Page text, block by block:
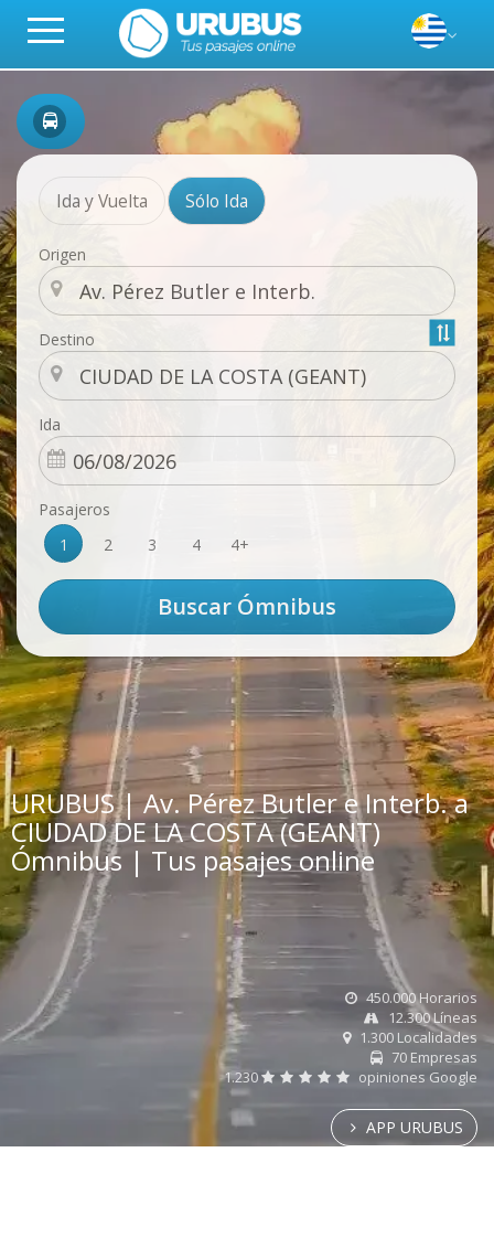
Ida y Vuelta Sólo Ida
Origen
Destino
Ida
Pasajeros
1
2 3 4 4+
URUBUS | Av. Pérez Butler e Interb. a
CIUDAD DE LA COSTA (GEANT)
Ómnibus | Tus pasajes online
450.000 Horarios
12.300 Líneas
1.300 Localidades
70 Empresas
1.230
opiniones Google
APP URUBUS